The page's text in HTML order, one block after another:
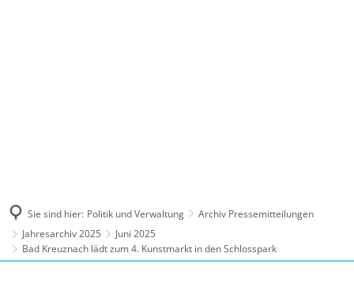
Sie sind hier: Politik und Verwaltung
Archiv Pressemitteilungen
Jahresarchiv 2025
Juni 2025
Bad Kreuznach lädt zum 4. Kunstmarkt in den Schlosspark